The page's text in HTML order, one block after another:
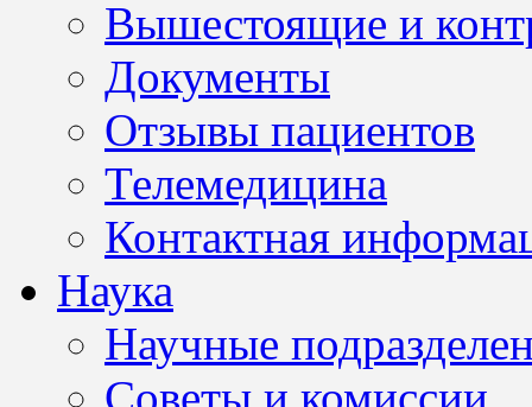
Вышестоящие и
Документы
Отзывы пациентов
Телемедицина
Контактная
Наука
Научные